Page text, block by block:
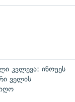
კვლევა: ინოუეს
ველის